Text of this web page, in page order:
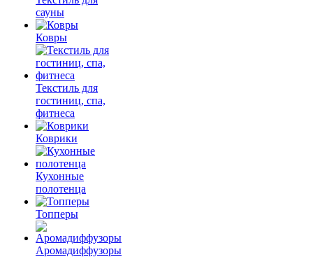
сауны
Ковры
Текстиль для
гостиниц, спа,
фитнеса
Коврики
Кухонные
полотенца
Топперы
Аромадиффузоры